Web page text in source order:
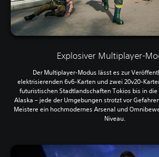
Explosiver Multiplayer-
Der Multiplayer-Modus lässt es zur
elektrisierenden 6v6-Karten und zwei 20v20-
futuristischen Stadtlandschaften Tokios bis in
Alaska – jede der Umgebungen strotzt vor
Meistere ein hochmodernes Arsenal und
Niveau.